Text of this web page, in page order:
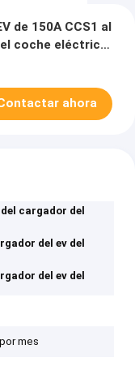
de 150A CCS1 al
coche eléctrico
ahora
cargador del
del ev del
del ev del
mes